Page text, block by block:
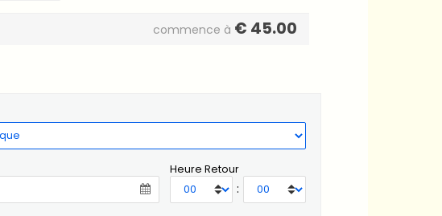
commence à € 45.00
Heure Retour
: